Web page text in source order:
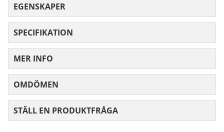
EGENSKAPER
SPECIFIKATION
MER INFO
OMDÖMEN
STÄLL EN PRODUKTFRÅGA